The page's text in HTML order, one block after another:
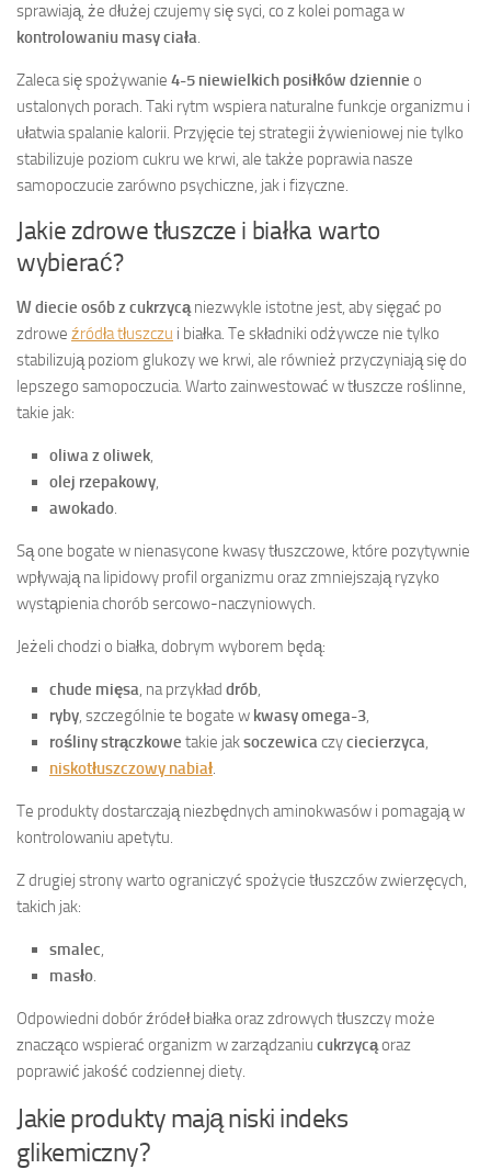
sprawiają, że dłużej czujemy się syci, co z kolei pomaga w
kontrolowaniu masy ciała.
Zaleca się spożywanie 4-5 niewielkich posiłków dziennie o
ustalonych porach. Taki rytm wspiera naturalne funkcje organizmu i
ułatwia spalanie kalorii. Przyjęcie tej strategii żywieniowej nie tylko
stabilizuje poziom cukru we krwi, ale także poprawia nasze
samopoczucie zarówno psychiczne, jak i fizyczne.
Jakie zdrowe tłuszcze i białka warto
wybierać?
W diecie osób z cukrzycąniezwykle istotne jest, aby sięgać po
zdrowe źródła tłuszczu i białka. Te składniki odżywcze nie tylko
stabilizują poziom glukozy we krwi, ale również przyczyniają się do
lepszego samopoczucia. Warto zainwestować w tłuszcze roślinne,
takie jak:
oliwa z oliwek,
olej rzepakowy,
awokado.
Są one bogate w nienasycone kwasy tłuszczowe, które pozytywnie
wpływają na lipidowy profil organizmu oraz zmniejszają ryzyko
wystąpienia chorób sercowo-naczyniowych.
Jeżeli chodzi o białka, dobrym wyborem będą:
chude mięsa, na przykład drób,
ryby, szczególnie te bogate w kwasy omega-3,
rośliny strączkowe takie jaksoczewicaczyciecierzyca,
niskotłuszczowy nabiał.
Te produkty dostarczają niezbędnych aminokwasów i pomagają w
kontrolowaniu apetytu.
Z drugiej strony warto ograniczyć spożycie tłuszczów zwierzęcych,
takich jak:
smalec,
masło.
Odpowiedni dobór źródeł białka oraz zdrowych tłuszczy może
znacząco wspierać organizm w zarządzaniu cukrzycąoraz
poprawić jakość codziennej diety.
Jakie produkty mają niski indeks
glikemiczny?